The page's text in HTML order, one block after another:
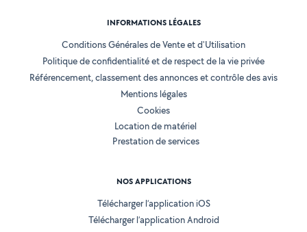
INFORMATIONS LÉGALES
Conditions Générales de Vente et d'Utilisation
Politique de confidentialité et de respect de la vie privée
Référencement, classement des annonces et contrôle des avis
Mentions légales
Cookies
Location de matériel
Prestation de services
NOS APPLICATIONS
Télécharger l’application iOS
Télécharger l’application Android